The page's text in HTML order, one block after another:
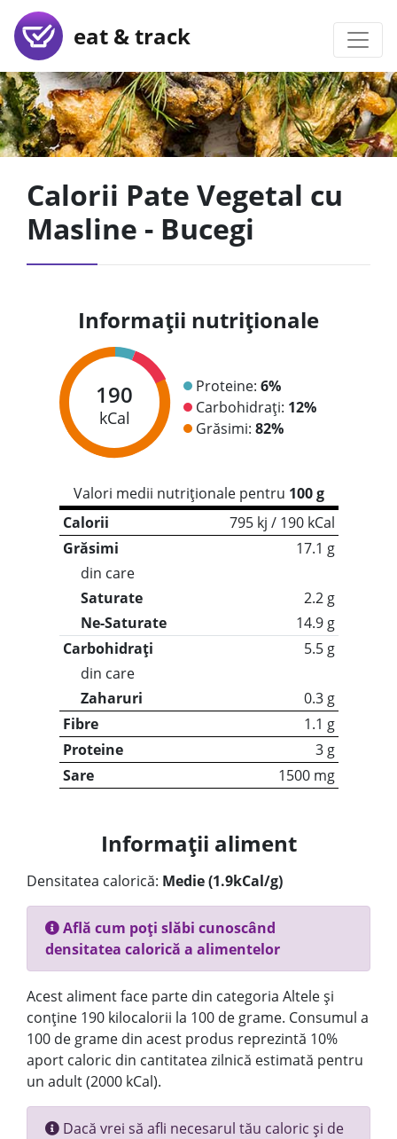
eat & track
Calorii Pate Vegetal cu
Masline - Bucegi
Informații nutriționale
190
kCal
Proteine: 6%
Carbohidrați: 12%
Grăsimi: 82%
Valori medii nutriționale pentru 100 g
Calorii
795 kj / 190 kCal
Grăsimi
17.1 g
din care
Saturate
2.2 g
Ne-Saturate
14.9 g
Carbohidrați
5.5 g
din care
Zaharuri
0.3 g
Fibre
1.1 g
Proteine
3 g
Sare
1500 mg
Informații aliment
Densitatea calorică: Medie (1.9kCal/g)
Află cum poți slăbi cunoscând
densitatea calorică a alimentelor
Acest aliment face parte din categoria Altele și
conține 190 kilocalorii la 100 de grame. Consumul a
100 de grame din acest produs reprezintă 10%
aport caloric din cantitatea zilnică estimată pentru
un adult (2000 kCal).
Dacă vrei să afli necesarul tău caloric și de